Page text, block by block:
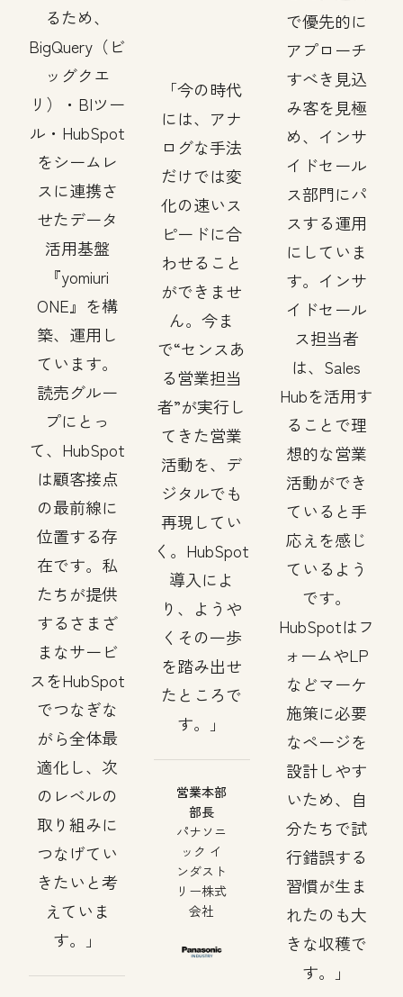
るため、
BigQuery（ビ
ッグクエ
リ）・BIツー
ル・HubSpot
をシームレ
スに連携さ
せたデータ
活用基盤
『yomiuri
ONE』を構
築、運用し
ています。
読売グルー
プにとっ
て、HubSpot
は顧客接点
の最前線に
位置する存
在です。私
たちが提供
するさまざ
まなサービ
スをHubSpot
でつなぎな
がら全体最
適化し、次
のレベルの
取り組みに
つなげてい
きたいと考
えていま
す。
今の時代
には、アナ
ログな手法
だけでは変
化の速いス
ピードに合
わせること
ができませ
ん。今ま
で“センスあ
る営業担当
者”が実行し
てきた営業
活動を、デ
ジタルでも
再現してい
く。HubSpot
導入によ
り、ようや
くその一歩
を踏み出せ
たところで
す。
営業本部
部長
パナソニ
ック イ
ンダスト
リー株式
会社
で優先的に
アプローチ
すべき見込
み客を見極
め、インサ
イドセール
ス部門にパ
スする運用
にしていま
す。インサ
イドセール
ス担当者
は、Sales
Hubを活用す
ることで理
想的な営業
活動ができ
ていると手
応えを感じ
ているよう
です。
HubSpotはフ
ォームやLP
などマーケ
施策に必要
なページを
設計しやす
いため、自
分たちで試
行錯誤する
習慣が生ま
れたのも大
きな収穫で
す。